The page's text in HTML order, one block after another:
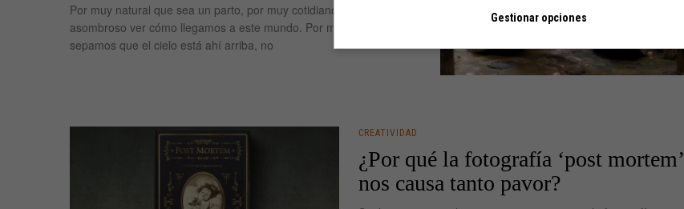
Por muy natural que sea un parto, por muy cotidiano, no deja de ser
asombroso ver cómo llegamos a este mundo. Por mucho que
sepamos que el cielo está ahí arriba, no
CREATIVIDAD
¿Por qué la fotografía ‘post mortem’
nos causa tanto pavor?
Gestionar opciones